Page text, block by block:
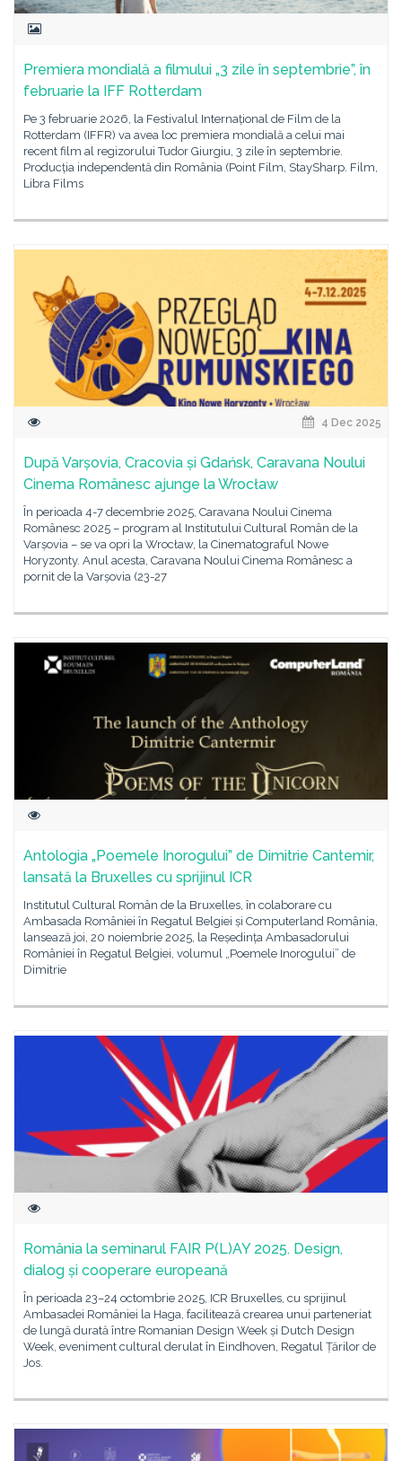
Premiera mondială a filmului „3 zile în septembrie”, în
februarie la IFF Rotterdam
Pe 3 februarie 2026, la Festivalul Internațional de Film de la
Rotterdam (IFFR) va avea loc premiera mondială a celui mai
recent film al regizorului Tudor Giurgiu, 3 zile în septembrie.
Producția independentă din România (Point Film, StaySharp. Film,
Libra Films
4 Dec 2025
După Varșovia, Cracovia și Gdańsk, Caravana Noului
Cinema Românesc ajunge la Wrocław
În perioada 4-7 decembrie 2025, Caravana Noului Cinema
Românesc 2025 – program al Institutului Cultural Român de la
Varșovia – se va opri la Wrocław, la Cinematograful Nowe
Horyzonty. Anul acesta, Caravana Noului Cinema Românesc a
pornit de la Varșovia (23-27
Antologia „Poemele Inorogului” de Dimitrie Cantemir,
lansată la Bruxelles cu sprijinul ICR
Institutul Cultural Român de la Bruxelles, în colaborare cu
Ambasada României în Regatul Belgiei și Computerland România,
lansează joi, 20 noiembrie 2025, la Reședința Ambasadorului
României în Regatul Belgiei, volumul „Poemele Inorogului” de
Dimitrie
România la seminarul FAIR P(L)AY 2025. Design,
dialog și cooperare europeană
În perioada 23–24 octombrie 2025, ICR Bruxelles, cu sprijinul
Ambasadei României la Haga, facilitează crearea unui parteneriat
de lungă durată între Romanian Design Week și Dutch Design
Week, eveniment cultural derulat în Eindhoven, Regatul Țărilor de
Jos.